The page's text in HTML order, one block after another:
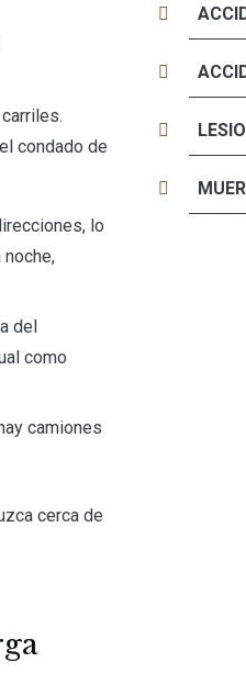
condado de
lo
del
como
camiones
cerca de